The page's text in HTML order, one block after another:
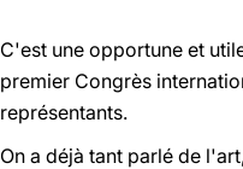
C'est une opportune et
premier Congrès
représentants.
On a déjà tant parlé de